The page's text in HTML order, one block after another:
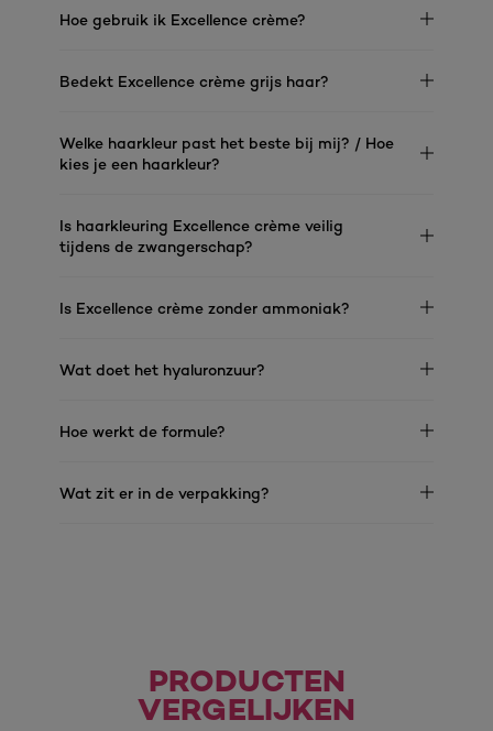
Hoe gebruik ik Excellence crème?
Bedekt Excellence crème grijs haar?
Welke haarkleur past het beste bij mij? / Hoe
kies je een haarkleur?
Is haarkleuring Excellence crème veilig
tijdens de zwangerschap?
Is Excellence crème zonder ammoniak?
Wat doet het hyaluronzuur?
Hoe werkt de formule?
Wat zit er in de verpakking?
PRODUCTEN
VERGELIJKEN